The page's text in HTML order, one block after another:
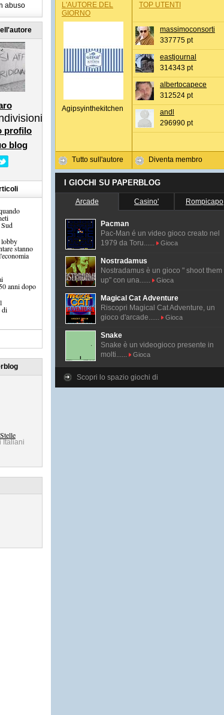
abuso
profilo
blog
lobby
stanno
anni dopo
di
Italiani
L'AUTORE DEL
GIORNO
Agipsyinthekitchen
Tutto sull'autore
TOP UTENTI
massimoconsorti
337775 pt
eastjournal
314343 pt
albertocapece
312524 pt
andl
296990 pt
Diventa membro
I GIOCHI SU PAPERBLOG
Arcade Casino' Rompicapo
Pacman
Pac-Man é un video gioco creato nel
1979 da Toru......
Gioca
Nostradamus
Nostradamus è un gioco " shoot them
up" con una......
Gioca
Magical Cat Adventure
Riscopri Magical Cat Adventure, un
gioco d'arcade......
Gioca
Snake
Snake è un videogioco presente in
molti......
Gioca
Scopri lo spazio giochi di